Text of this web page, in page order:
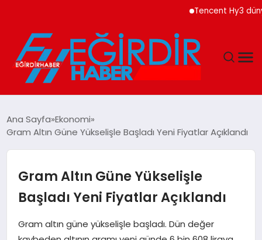
Tencent Hy3 dünya
EKONOMI
GÜNDEM
MAGAZIN
Ana Sayfa Ekonomi
Gram Altın Güne Yükselişle Başladı Yeni Fiyatlar Açıklandı
Gram Altın Güne Yükselişle
Başladı Yeni Fiyatlar Açıklandı
Gram altın güne yükselişle başladı. Dün değer